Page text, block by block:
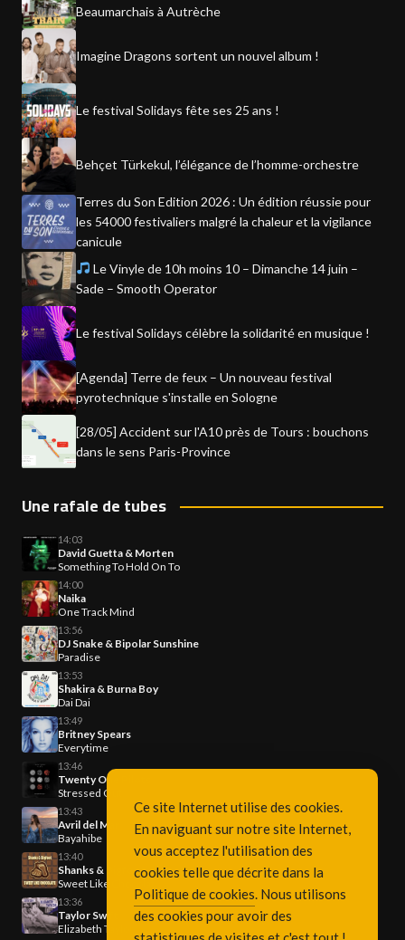
Beaumarchais à Autrèche
Imagine Dragons sortent un nouvel album !
Le festival Solidays fête ses 25 ans !
Behçet Türkekul, l’élégance de l’homme-orchestre
Terres du Son Edition 2026 : Un édition réussie pour
les 54000 festivaliers malgré la chaleur et la vigilance
canicule
Le Vinyle de 10h moins 10 – Dimanche 14 juin –
Sade – Smooth Operator
Le festival Solidays célèbre la solidarité en musique !
[Agenda] Terre de feux – Un nouveau festival
pyrotechnique s'installe en Sologne
[28/05] Accident sur l'A10 près de Tours : bouchons
dans le sens Paris-Province
Une rafale de tubes
14:03
David Guetta & Morten
Something To Hold On To
14:00
Naika
One Track Mind
13:56
DJ Snake & Bipolar Sunshine
Paradise
13:53
Shakira & Burna Boy
Dai Dai
13:49
Britney Spears
Everytime
13:46
Twenty One Pilots
Stressed Out
13:43
Avril del Mar
Bayahibe
13:40
Shanks & Bigfoot
Sweet Like Chocolat
13:36
Taylor Swift
Elizabeth Taylor
Ce site Internet utilise des cookies.
En naviguant sur notre site Internet,
vous acceptez l'utilisation des
cookies telle que décrite dans la
Politique de cookies. Nous utilisons
des cookies pour avoir des